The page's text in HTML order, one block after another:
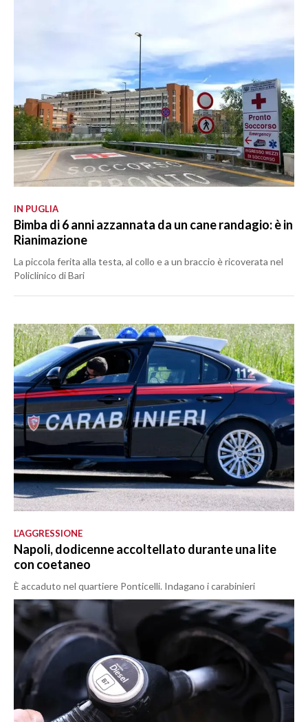
IN PUGLIA
Bimba di 6 anni azzannata da un cane randagio: è in
Rianimazione
La piccola ferita alla testa, al collo e a un braccio è ricoverata nel
Policlinico di Bari
L’AGGRESSIONE
Napoli, dodicenne accoltellato durante una lite
con coetaneo
È accaduto nel quartiere Ponticelli. Indagano i carabinieri